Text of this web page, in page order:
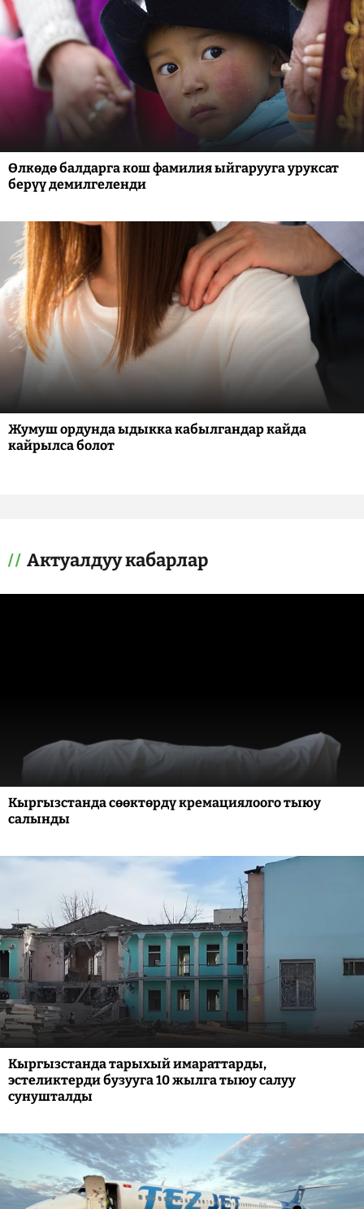
Өлкөдө балдарга кош фамилия ыйгарууга уруксат
берүү демилгеленди
Жумуш ордунда ыдыкка кабылгандар кайда
кайрылса болот
Актуалдуу кабарлар
Кыргызстанда сөөктөрдү кремациялоого тыюу
салынды
Кыргызстанда тарыхый имараттарды,
эстеликтерди бузууга 10 жылга тыюу салуу
сунушталды